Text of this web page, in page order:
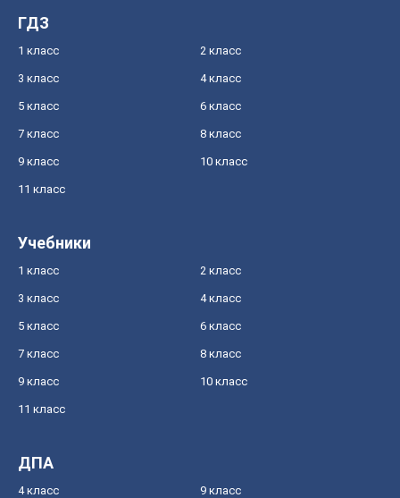
ГДЗ
1 класс 2 класс
3 класс 4 класс
5 класс 6 класс
7 класс 8 класс
9 класс 10 класс
11 класс
Учебники
1 класс 2 класс
3 класс 4 класс
5 класс 6 класс
7 класс 8 класс
9 класс 10 класс
11 класс
ДПА
4 класс 9 класс